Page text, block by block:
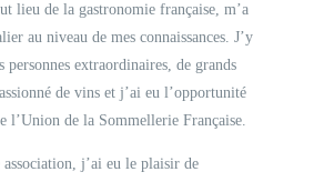
lieu de la gastronomie française, m’a
au niveau de mes connaissances. J’y
personnes extraordinaires, de grands
de vins et j’ai eu l’opportunité
l’Union de la Sommellerie Française.
j’ai eu le plaisir de